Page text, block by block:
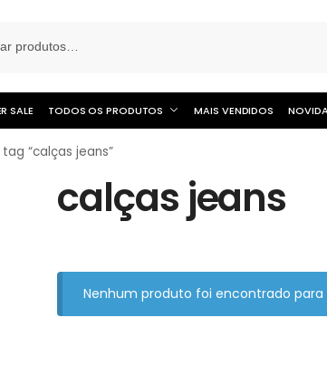
SALE TODOS OS PRODUTOS MAIS VENDIDOS
“calças jeans”
calças jeans
Nenhum produto foi encontrado para